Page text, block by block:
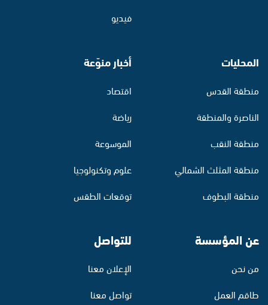
فيديو
المحليات
منطقة القدس
الناصرة والمنطقة
منطقة النقب
منطقة المثلث الشمالي
منطقة البطوف
أخبار منوّعة
اقتصاد
رياضة
الموسوعة
علوم وتكنولوجيا
توقعات الطقس
عن المؤسسة
من نحن
طاقم العمل
للتواصل
الإعلان معنا
تواصل معنا